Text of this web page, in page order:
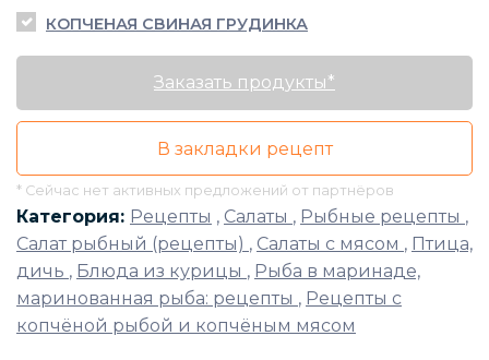
КОПЧЕНАЯ СВИНАЯ ГРУДИНКА
Заказать продукты*
В закладки рецепт
* Сейчас нет активных предложений от партнёров
Категория: Рецепты , Салаты , Рыбные рецепты ,
Салат рыбный (рецепты) , Салаты с мясом , Птица,
дичь , Блюда из курицы , Рыба в маринаде,
маринованная рыба: рецепты , Рецепты с
копчёной рыбой и копчёным мясом